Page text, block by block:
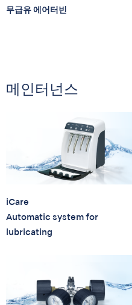
무급유 에어터빈
메인터넌스
iCare
Automatic system for
lubricating